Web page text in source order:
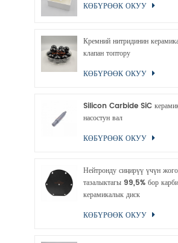
КӨБҮРӨӨК ОКУУ
Кремний нитридинин
клапан топтору
КӨБҮРӨӨК ОКУУ
Silicon Carbide SiC
насостун вал
КӨБҮРӨӨК ОКУУ
Нейтронду сиңирүү үчүн
тазалыктагы 99,5% бор
керамикалык диск
КӨБҮРӨӨК ОКУУ